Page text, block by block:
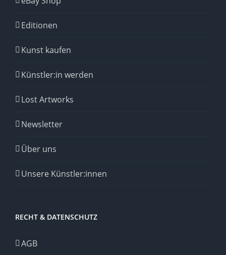
Editionen
Kunst kaufen
Künstler:in werden
Lost Artworks
Newsletter
Über uns
Unsere Künstler:innen
RECHT & DATENSCHUTZ
AGB